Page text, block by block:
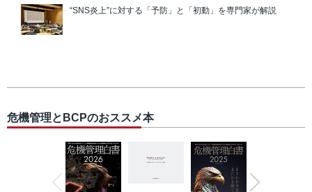
“SNS炎上”に対する「予防」と「初動」を専門家が解説
危機管理とBCPのおススメ本